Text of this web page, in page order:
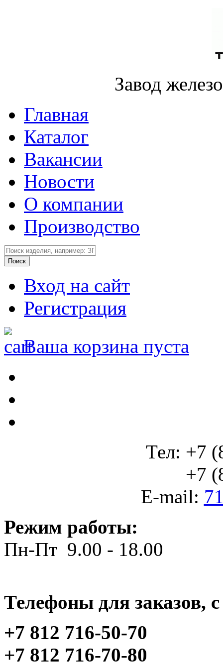
Завод
Главная
Каталог
Вакансии
Новости
О компании
Производство
Вход на сайт
Регистрация
Ваша корзина пуста
Тел: +7
+7
E-mail:
Режим работы:
Пн-Пт 9.00 - 18.00
Телефоны для заказов,
+7 812 716-50-70
+7 812 716-70-80